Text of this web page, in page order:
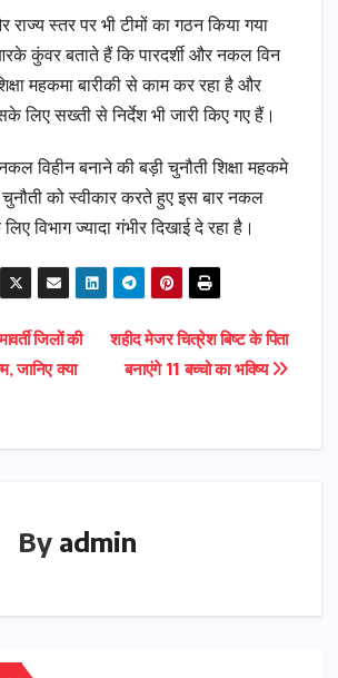
स्तर पर भी टीमों का गठन किया गया
कुंवर बताते हैं कि पारदर्शी और नकल विन
महकमा बारीकी से काम कर रहा है और
लिए सख्ती से निर्देश भी जारी किए गए हैं।
नकल विहीन बनाने की बड़ी चुनौती शिक्षा महकमे
को स्वीकार करते हुए इस बार नकल
विभाग ज्यादा गंभीर दिखाई दे रहा है।
शहीद मेजर चित्रेश बिष्ट के पिता
बनाएंगे 11 बच्चो का भविष्य
जिलों की
जानिए क्या
By admin